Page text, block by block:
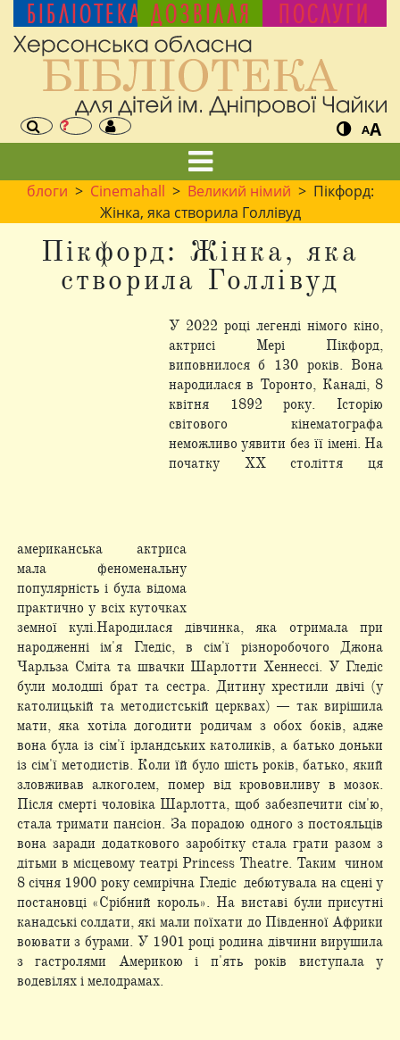
БІБЛІОТЕКА ДОЗВІЛЛЯ ПОСЛУГИ
AA
блоги > Cinemahall > Великий німий > Пікфорд:
Жінка, яка створила Голлівуд
Пікфорд: Жінка, яка
створила Голлівуд
У 2022 році легенді німого кіно,
актрисі Мері Пікфорд,
виповнилося б 130 років. Вона
народилася в Торонто, Канаді, 8
квітня 1892 року. Історію
світового кінематографа
неможливо уявити без її імені. На
початку XX століття ця
американська актриса
мала феноменальну
популярність і була відома
практично у всіх куточках
земної кулі.Народилася дівчинка, яка отримала при
народженні ім'я Гледіс, в сім'ї різноробочого Джона
Чарльза Сміта та швачки Шарлотти Хеннессі. У Гледіс
були молодші брат та сестра. Дитину хрестили двічі (у
католицькій та методистській церквах) — так вирішила
мати, яка хотіла догодити родичам з обох боків, адже
вона була із сім'ї ірландських католиків, а батько доньки
із сім'ї методистів. Коли їй було шість років, батько, який
зловживав алкоголем, помер від крововиливу в мозок.
Після смерті чоловіка Шарлотта, щоб забезпечити сім'ю,
стала тримати пансіон. За порадою одного з постояльців
вона заради додаткового заробітку стала грати разом з
дітьми в місцевому театрі Princess Theatre. Таким чином
8 січня 1900 року семирічна Гледіс дебютувала на сцені у
постановці «Срібний король». На виставі були присутні
канадські солдати, які мали поїхати до Південної Африки
воювати з бурами. У 1901 році родина дівчини вирушила
з гастролями Америкою і п'ять років виступала у
водевілях і мелодрамах.